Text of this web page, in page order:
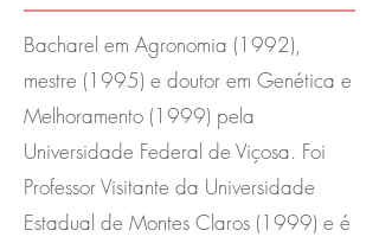
Bacharel em Agronomia (1992),
mestre (1995) e doutor em Genética e
Melhoramento (1999) pela
Universidade Federal de Viçosa. Foi
Professor Visitante da Universidade
Estadual de Montes Claros (1999) e é